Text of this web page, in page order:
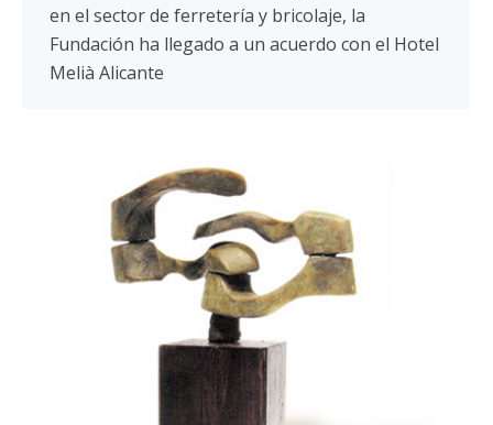
en el sector de ferretería y bricolaje, la
Fundación ha llegado a un acuerdo con el Hotel
Melià Alicante